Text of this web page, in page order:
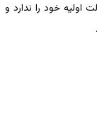
اولیه خود را ندارد و